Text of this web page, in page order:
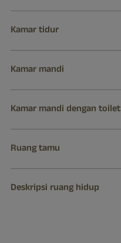
Kamar tidur
Kamar mandi
Kamar mandi dengan toilet
Ruang tamu
Deskripsi ruang hidup